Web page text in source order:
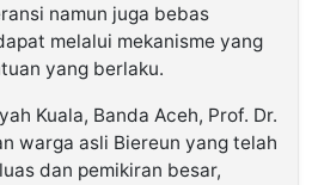
namun juga bebas
melalui mekanisme yang
yang berlaku.
Kuala, Banda Aceh, Prof. Dr.
warga asli Biereun yang telah
dan pemikiran besar,